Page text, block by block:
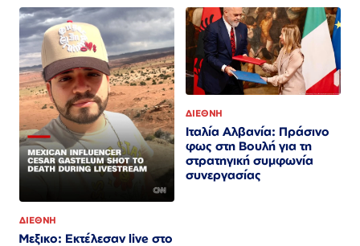
ΔΙΕΘΝΗ
Μεξικο: Εκτέλεσαν live στο
ΔΙΕΘΝΗ
Ιταλία Αλβανία: Πράσινο
φως στη Βουλή για τη
στρατηγική συμφωνία
συνεργασίας